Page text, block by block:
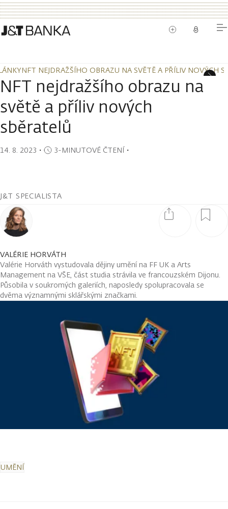
NFT NEJDRAŽŠÍHO OBRAZU NA SVĚTĚ A PŘÍLIV NOVÝCH
NFT NEJDRAŽŠÍHO OBRAZU NA SVĚTĚ A PŘÍLIV NOVÝCH
NFT nejdražšího obrazu na
světě a příliv nových
sběratelů
14. 8. 2023 ・ 3-MINUTOVÉ ČTENÍ・
J&T SPECIALISTA
VALÉRIE HORVÁTH
Valérie Horváth vystudovala dějiny umění na FF UK a Arts
Management na VŠE, část studia strávila ve francouzském Dijonu.
Působila v soukromých galeriích, naposledy spolupracovala se
dvěma významnými sklářskými značkami.
UMĚNÍ